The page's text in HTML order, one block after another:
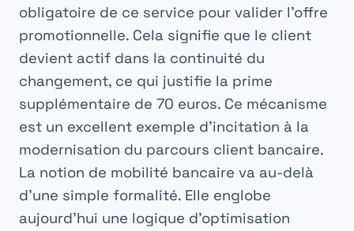
obligatoire de ce service pour valider l’offre
promotionnelle. Cela signifie que le client
devient actif dans la continuité du
changement, ce qui justifie la prime
supplémentaire de 70 euros. Ce mécanisme
est un excellent exemple d’incitation à la
modernisation du parcours client bancaire.
La notion de mobilité bancaire va au-delà
d’une simple formalité. Elle englobe
aujourd’hui une logique d’optimisation